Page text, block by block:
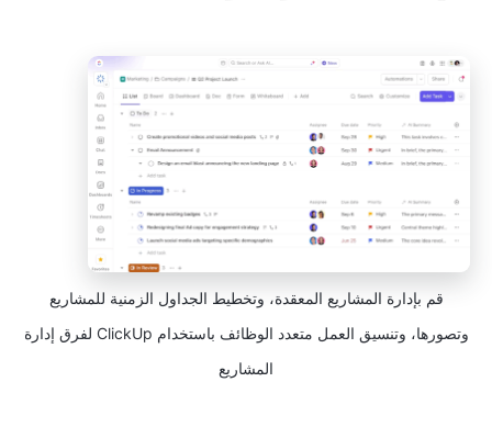
قم بإدارة المشاريع المعقدة، وتخطيط الجداول الزمنية للمشاريع
وتصورها، وتنسيق العمل متعدد الوظائف باستخدام ClickUp لفرق إدارة
المشاريع